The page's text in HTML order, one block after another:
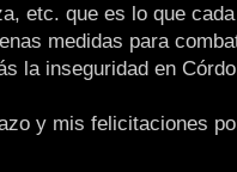
etc. que es lo que
medidas para
la inseguridad en
y mis felicitaciones